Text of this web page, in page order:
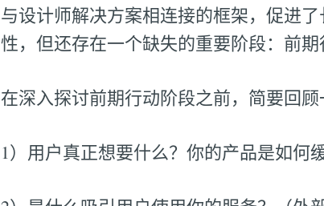
与设计师解决方案相连接的框架，促进
性，但还存在一个缺失的重要阶段：前期
在深入探讨前期行动阶段之前，简要回顾
1）用户真正想要什么？你的产品是如何